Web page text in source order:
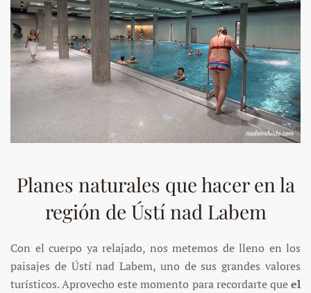
Planes naturales que hacer en la
región de Ústí nad Labem
Con el cuerpo ya relajado, nos metemos de lleno en los
paisajes de Ústí nad Labem, uno de sus grandes valores
turísticos. Aprovecho este momento para recordarte queel